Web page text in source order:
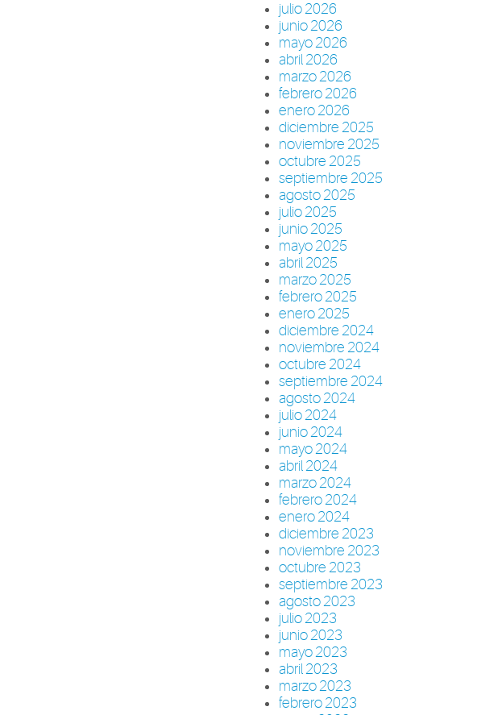
julio 2026
junio 2026
mayo 2026
abril 2026
marzo 2026
febrero 2026
enero 2026
diciembre 2025
noviembre 2025
octubre 2025
septiembre 2025
agosto 2025
julio 2025
junio 2025
mayo 2025
abril 2025
marzo 2025
febrero 2025
enero 2025
diciembre 2024
noviembre 2024
octubre 2024
septiembre 2024
agosto 2024
julio 2024
junio 2024
mayo 2024
abril 2024
marzo 2024
febrero 2024
enero 2024
diciembre 2023
noviembre 2023
octubre 2023
septiembre 2023
agosto 2023
julio 2023
junio 2023
mayo 2023
abril 2023
marzo 2023
febrero 2023